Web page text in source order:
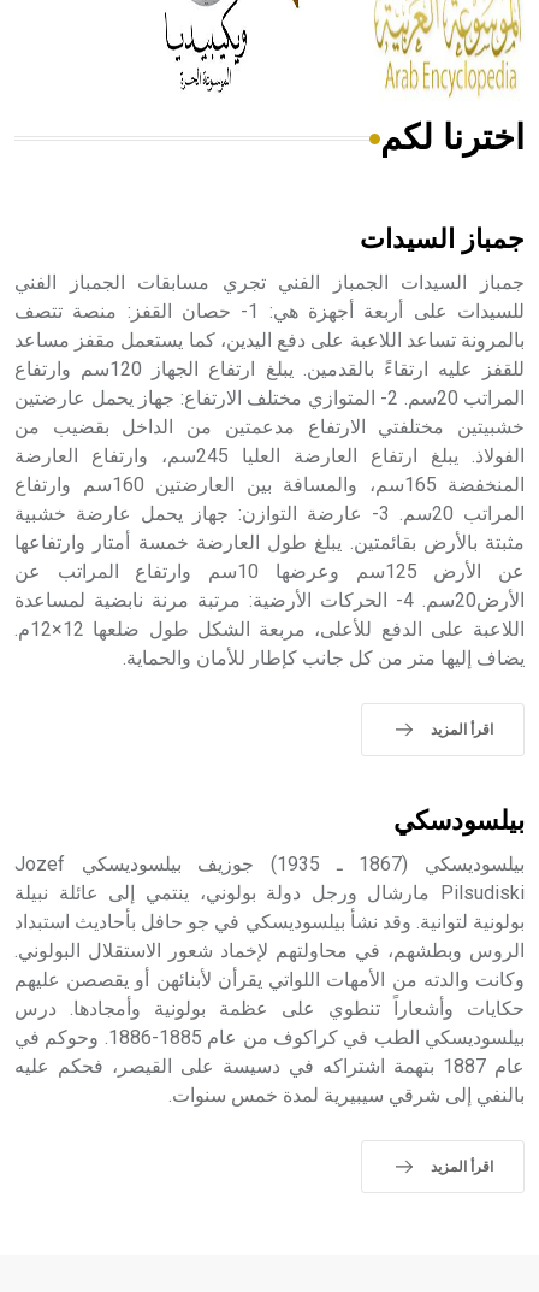
من مادة كربونات الكلسيوم، وهو أحمر أو شديد الحمرة وهو
أجود أنواعه، ويمتاز بكبر الحجم ويسمى الش
هل تعلم أن الأبسيد كلمة فرنسية اللفظ تم اعتمادها مصطلحاً
- هل تعلم أن أبجر Abgar اسم معروف جيداً يعود إلى عدد من
الملوك الذين حكموا مدينة إديسا (الرها) من أبجر الأول وحتى
التاسع، وهم ينتسبون إلى أسرة أوسروين
- هل تعلم أن الأبجدية الكنعانية تتألف من /22/ علامة كتابية
sign تكتب منفصلة غير متصلة، وتعتمد المبدأ الأكوروفوني،
حيث تقتصر القيمة الصوتية للعلامة الك
اخترنا لكم
جمباز السيدات
جمباز السيدات الجمباز الفني تجري مسابقات الجمباز الفني
للسيدات على أربعة أجهزة هي: 1- حصان القفز: منصة تتصف
بالمرونة تساعد اللاعبة على دفع اليدين، كما يستعمل مقفز مساعد
للقفز عليه ارتقاءً بالقدمين. يبلغ ارتفاع الجهاز 120سم وارتفاع
المراتب 20سم. 2- المتوازي مختلف الارتفاع: جهاز يحمل عارضتين
خشبيتين مختلفتي الارتفاع مدعمتين من الداخل بقضيب من
الفولاذ. يبلغ ارتفاع العارضة العليا 245سم، وارتفاع العارضة
المنخفضة 165سم، والمسافة بين العارضتين 160سم وارتفاع
المراتب 20سم. 3- عارضة التوازن: جهاز يحمل عارضة خشبية
مثبتة بالأرض بقائمتين. يبلغ طول العارضة خمسة أمتار وارتفاعها
عن الأرض 125سم وعرضها 10سم وارتفاع المراتب عن
الأرض20سم. 4- الحركات الأرضية: مرتبة مرنة نابضية لمساعدة
اللاعبة على الدفع للأعلى، مربعة الشكل طول ضلعها 12×12م.
يضاف إليها متر من كل جانب كإطار للأمان والحماية.
اقرأ المزيد
بيلسودسكي
بيلسوديسكي (1867 ـ 1935) جوزيف بيلسوديسكي Jozef
Pilsudiski مارشال ورجل دولة بولوني، ينتمي إلى عائلة نبيلة
بولونية لتوانية. وقد نشأ بيلسوديسكي في جو حافل بأحاديث استبداد
الروس وبطشهم، في محاولتهم لإخماد شعور الاستقلال البولوني.
وكانت والدته من الأمهات اللواتي يقرأن لأبنائهن أو يقصصن عليهم
حكايات وأشعاراً تنطوي على عظمة بولونية وأمجادها. درس
بيلسوديسكي الطب في كراكوف من عام 1885-1886. وحوكم في
عام 1887 بتهمة اشتراكه في دسيسة على القيصر، فحكم عليه
بالنفي إلى شرقي سيبيرية لمدة خمس سنوات.
اقرأ المزيد